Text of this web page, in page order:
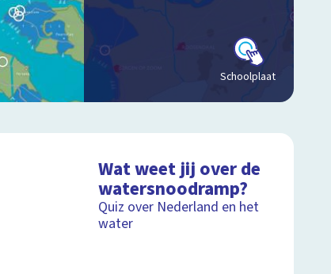
Schoolplaat
Wat weet jij over de
watersnoodramp?
Quiz over Nederland en het
water